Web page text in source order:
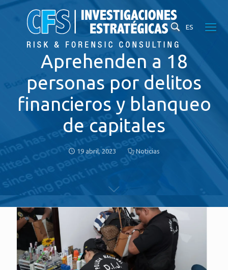
ES
Aprehenden a 18
personas por delitos
financieros y blanqueo
de capitales
19 abril, 2023 Noticias